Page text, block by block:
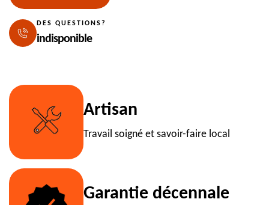
DES QUESTIONS?
indisponible
Artisan
Travail soigné et savoir-faire local
Garantie décennale